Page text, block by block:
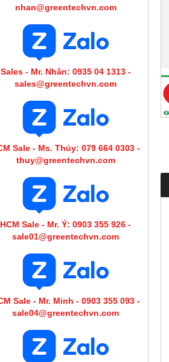
nhan@greentechvn.com
Sales - Mr. Nhân: 0935 04 1313 -
sales@greentechvn.com
Sale - Ms. Thủy: 079 664 0303 -
thuy@greentechvn.com
HCM Sale - Mr. Ý: 0903 355 926 -
sale01@greentechvn.com
Sale - Mr. Minh - 0903 355 093 -
sale04@greentechvn.com